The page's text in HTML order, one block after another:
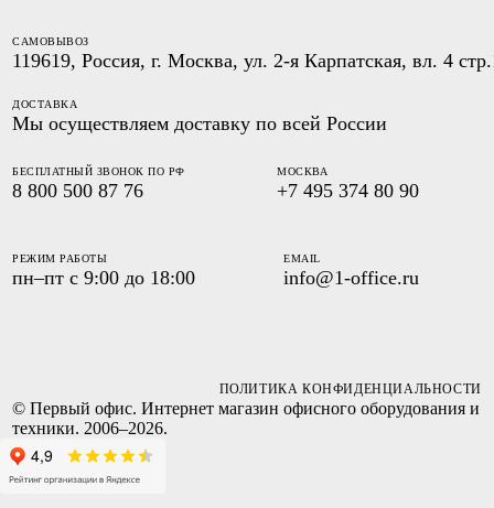
САМОВЫВОЗ
119619, Россия, г. Москва, ул. 2-я Карпатская, вл. 4
ДОСТАВКА
Мы осуществляем доставку по всей России
БЕСПЛАТНЫЙ ЗВОНОК ПО РФ
8 800 500 87 76
МОСКВА
+7 495 374 80 90
РЕЖИМ РАБОТЫ
пн–пт с 9:00 до 18:00
EMAIL
info@1-office.ru
ПОЛИТИКА КОНФИДЕНЦИАЛЬНОСТИ
© Первый офис. Интернет магазин офисного оборудования и
техники. 2006–2026.